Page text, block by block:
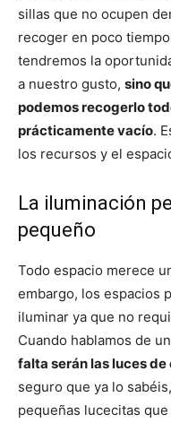
sillas que no ocupen
recoger en poco
tendremos la
a nuestro gusto, sino
podemos recogerlo
prácticamente vacío.
los recursos y el
La iluminación
pequeño
Todo espacio merece
embargo, los espacios
iluminar ya que no
Cuando hablamos de
falta serán las luces
seguro que ya lo
pequeñas lucecitas